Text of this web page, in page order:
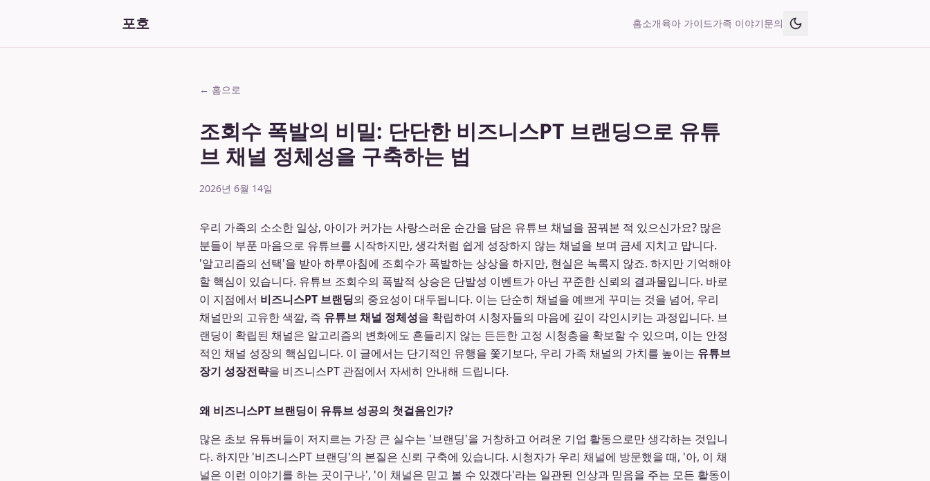
포호 홈소개육아 가이드가족 이야기문의
← 홈으로
조회수 폭발의 비밀: 단단한 비즈니스PT 브랜딩으로 유튜
브 채널 정체성을 구축하는 법
2026년 6월 14일
우리 가족의 소소한 일상, 아이가 커가는 사랑스러운 순간을 담은 유튜브 채널을 꿈꿔본 적 있으신가요? 많은
분들이 부푼 마음으로 유튜브를 시작하지만, 생각처럼 쉽게 성장하지 않는 채널을 보며 금세 지치고 맙니다.
'알고리즘의 선택'을 받아 하루아침에 조회수가 폭발하는 상상을 하지만, 현실은 녹록지 않죠. 하지만 기억해야
할 핵심이 있습니다. 유튜브 조회수의 폭발적 상승은 단발성 이벤트가 아닌 꾸준한 신뢰의 결과물입니다. 바로
이 지점에서 비즈니스PT 브랜딩의 중요성이 대두됩니다. 이는 단순히 채널을 예쁘게 꾸미는 것을 넘어, 우리
채널만의 고유한 색깔, 즉 유튜브 채널 정체성을 확립하여 시청자들의 마음에 깊이 각인시키는 과정입니다. 브
랜딩이 확립된 채널은 알고리즘의 변화에도 흔들리지 않는 든든한 고정 시청층을 확보할 수 있으며, 이는 안정
적인 채널 성장의 핵심입니다. 이 글에서는 단기적인 유행을 쫓기보다, 우리 가족 채널의 가치를 높이는 유튜브
장기 성장전략을 비즈니스PT 관점에서 자세히 안내해 드립니다.
왜 비즈니스PT 브랜딩이 유튜브 성공의 첫걸음인가?
많은 초보 유튜버들이 저지르는 가장 큰 실수는 '브랜딩'을 거창하고 어려운 기업 활동으로만 생각하는 것입니
다. 하지만 '비즈니스PT 브랜딩'의 본질은 신뢰 구축에 있습니다. 시청자가 우리 채널에 방문했을 때, '아, 이 채
널은 이런 이야기를 하는 곳이구나', '이 채널은 믿고 볼 수 있겠다'라는 일관된 인상과 믿음을 주는 모든 활동이